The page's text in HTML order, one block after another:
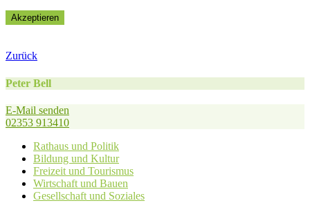
Akzeptieren
Zurück
Peter Bell
E-Mail senden
02353 913410
Rathaus und Politik
Bildung und Kultur
Freizeit und Tourismus
Wirtschaft und Bauen
Gesellschaft und Soziales